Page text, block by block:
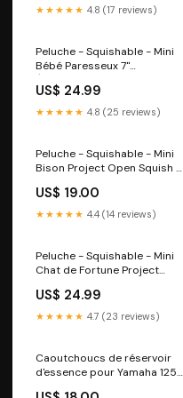
★★★★★ 4.8 (17 reviews)
Peluche - Squishable - Mini
Bébé Paresseux 7"
Épinglettes
US$ 24.99
★★★★★ 4.8 (25 reviews)
Peluche - Squishable - Mini
Bison Project Open Squish 7"
Papillons
US$ 19.00
★★★★★ 4.4 (14 reviews)
Peluche - Squishable - Mini
Chat de Fortune Project
US$ 24.99
★★★★★ 4.7 (23 reviews)
Caoutchoucs de réservoir
d'essence pour Yamaha 125